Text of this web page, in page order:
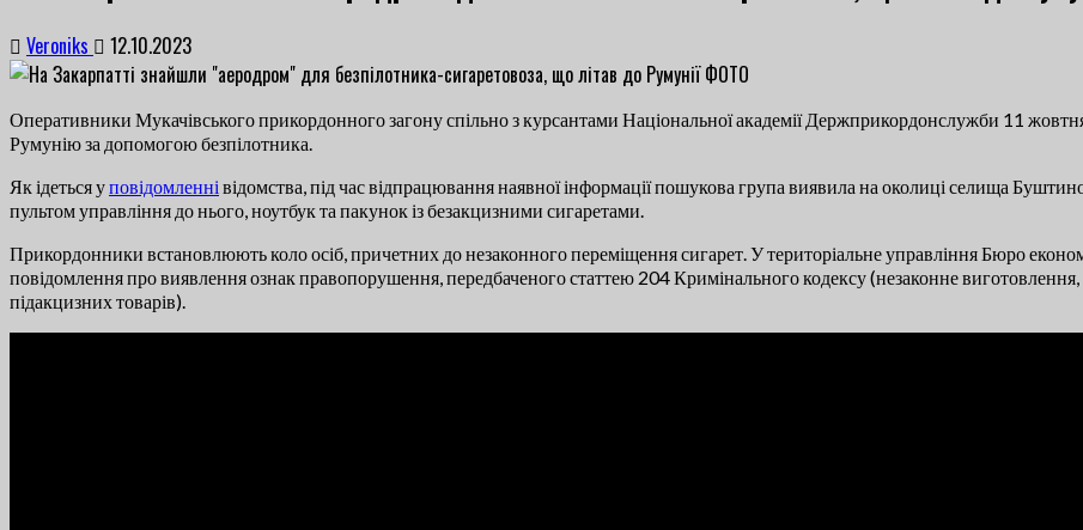
Veroniks 12.10.2023
Оперативники Мукачівського прикордонного загону спільно з курсантами Національної академії Держприкордонслужби 11
Румунію за допомогою безпілотника.
Як ідеться уповідомленні відомства, під час відпрацювання наявної інформації пошукова група виявила на околиці селища
пультом управління до нього, ноутбук та пакунок із безакцизними сигаретами.
Прикордонники встановлюють коло осіб, причетних до незаконного переміщення сигарет. У територіальне управління Бюро
повідомлення про виявлення ознак правопорушення, передбаченого статтею 204 Кримінального кодексу (незаконне виготовлення,
підакцизних товарів).